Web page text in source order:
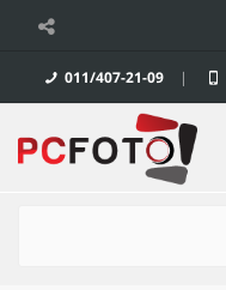
011/407-21-09 |